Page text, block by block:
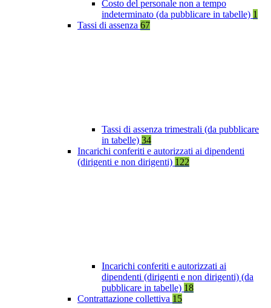
Costo del personale non a tempo
indeterminato (da pubblicare in tabelle) 1
Tassi di assenza 67
Tassi di assenza trimestrali (da pubblicare
in tabelle) 34
Incarichi conferiti e autorizzati ai dipendenti
(dirigenti e non dirigenti) 122
Incarichi conferiti e autorizzati ai
dipendenti (dirigenti e non dirigenti) (da
pubblicare in tabelle) 18
Contrattazione collettiva 15